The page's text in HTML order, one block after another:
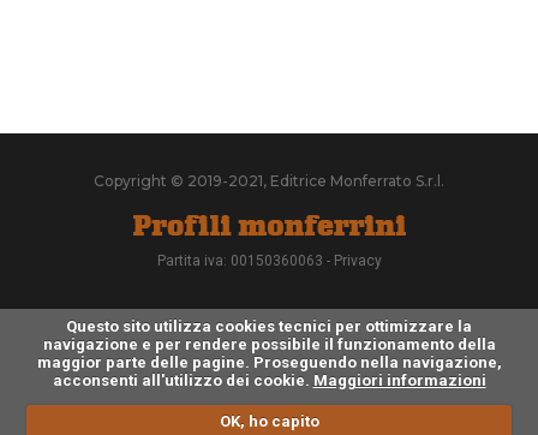
Copyright © 2019-2021, Editrice Monferrato S.r.l.
Partita iva: 00150360063 - Privacy
Questo sito utilizza cookies tecnici per ottimizzare la
navigazione e per rendere possibile il funzionamento della
maggior parte delle pagine. Proseguendo nella navigazione,
acconsenti all'utilizzo dei cookie. Maggiori informazioni
OK, ho capito